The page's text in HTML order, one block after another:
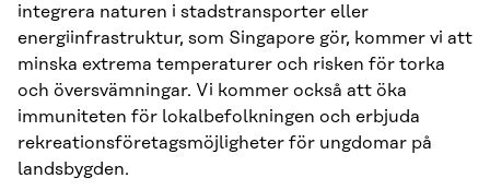
integrera naturen i stadstransporter eller
energiinfrastruktur, som Singapore gör, kommer vi att
minska extrema temperaturer och risken för torka
och översvämningar. Vi kommer också att öka
immuniteten för lokalbefolkningen och erbjuda
rekreationsföretagsmöjligheter för ungdomar på
landsbygden.